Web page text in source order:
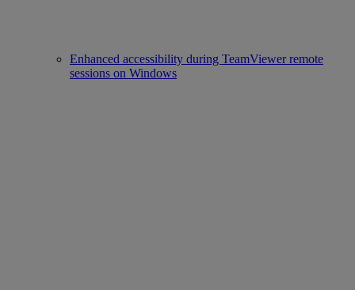
Enhanced accessibility during TeamViewer remote
sessions on Windows